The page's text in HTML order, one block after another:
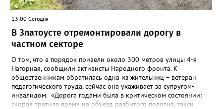
13:00 Сегодня
В Златоусте отремонтировали дорогу в
частном секторе
О том, что в порядок привели около 300 метров улицы 4-я
Нагорная, сообщили активисты Народного фронта. К
общественникам обратилась одна из жительниц – ветеран
педагогического труда, сейчас она ухаживает за супругом-
инвалидом. «Дорога годами была в критическом состоянии:
скорая тратила время на объезд разбитого полотна, такси